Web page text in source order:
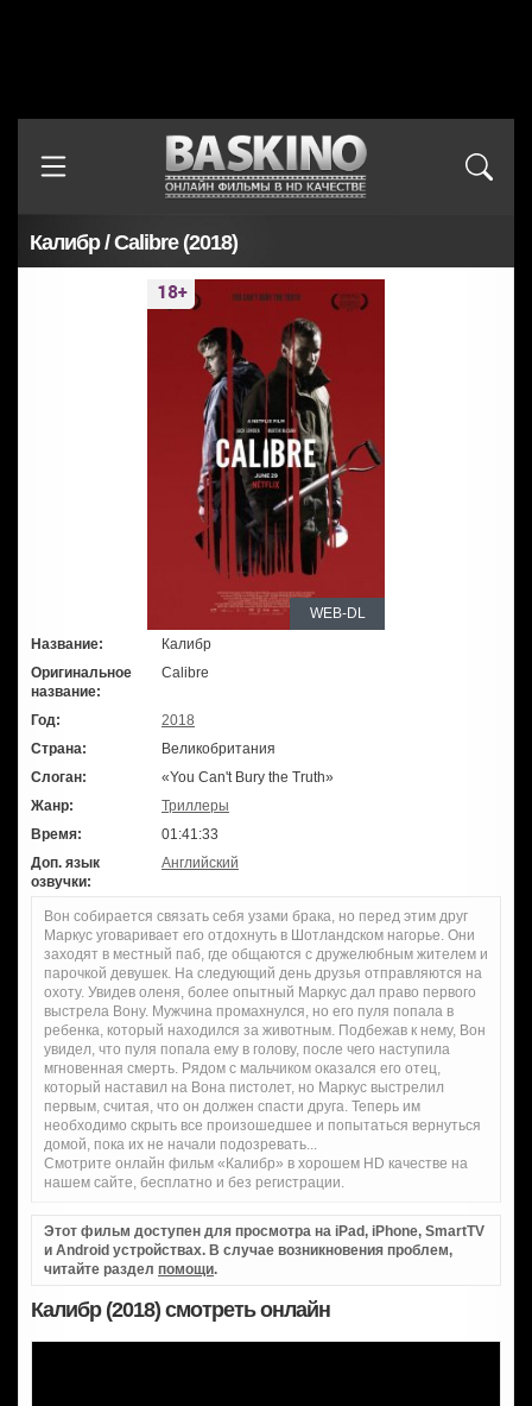
Калибр / Calibre (2018)
WEB-DL
Название:
Калибр
Оригинальное
название:
Calibre
Год:
2018
Страна:
Великобритания
Слоган:
«You Can't Bury the Truth»
Жанр:
Триллеры
Время:
01:41:33
Доп. язык
озвучки:
Английский
Вон собирается связать себя узами брака, но перед этим друг
Маркус уговаривает его отдохнуть в Шотландском нагорье. Они
заходят в местный паб, где общаются с дружелюбным жителем и
парочкой девушек. На следующий день друзья отправляются на
охоту. Увидев оленя, более опытный Маркус дал право первого
выстрела Вону. Мужчина промахнулся, но его пуля попала в
ребенка, который находился за животным. Подбежав к нему, Вон
увидел, что пуля попала ему в голову, после чего наступила
мгновенная смерть. Рядом с мальчиком оказался его отец,
который наставил на Вона пистолет, но Маркус выстрелил
первым, считая, что он должен спасти друга. Теперь им
необходимо скрыть все произошедшее и попытаться вернуться
домой, пока их не начали подозревать...
Смотрите онлайн фильм «Калибр» в хорошем HD качестве на
нашем сайте, бесплатно и без регистрации.
Этот фильм доступен для просмотра на iPad, iPhone, SmartTV
и Android устройствах. В случае возникновения проблем,
читайте раздел помощи.
Калибр (2018) смотреть онлайн